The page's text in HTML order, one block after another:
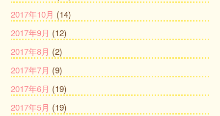
2017年10月 (14)
2017年9月 (12)
2017年8月 (2)
2017年7月 (9)
2017年6月 (19)
2017年5月 (19)